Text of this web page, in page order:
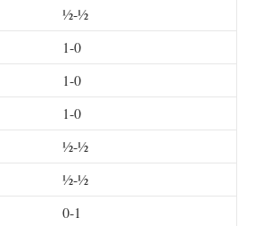
½-½
1-0
1-0
1-0
½-½
½-½
0-1